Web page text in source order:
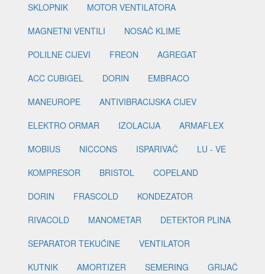
SKLOPNIK
MOTOR VENTILATORA
MAGNETNI VENTILI
NOSAČ KLIME
POLILNE CIJEVI
FREON
AGREGAT
ACC CUBIGEL
DORIN
EMBRACO
MANEUROPE
ANTIVIBRACIJSKA CIJEV
ELEKTRO ORMAR
IZOLACIJA
ARMAFLEX
MOBIUS
NICCONS ISPARIVAČ
LU - VE
KOMPRESOR
BRISTOL
COPELAND
DORIN
FRASCOLD
KONDEZATOR
RIVACOLD
MANOMETAR
DETEKTOR PLINA
SEPARATOR TEKUĆINE
VENTILATOR
KUTNIK
AMORTIZER SEMERING
GRIJAČ